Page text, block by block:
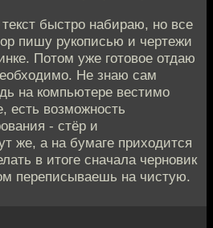
быстро набираю, но все
пишу рукописью и чертежи
Потом уже готовое отдаю
Не знаю сам
на компьютере вестимо
есть возможность
- стёр и
же, а на бумаге приходится
в итоге сначала черновик
переписываешь на чистую.